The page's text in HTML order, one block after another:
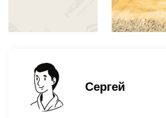
Сергей